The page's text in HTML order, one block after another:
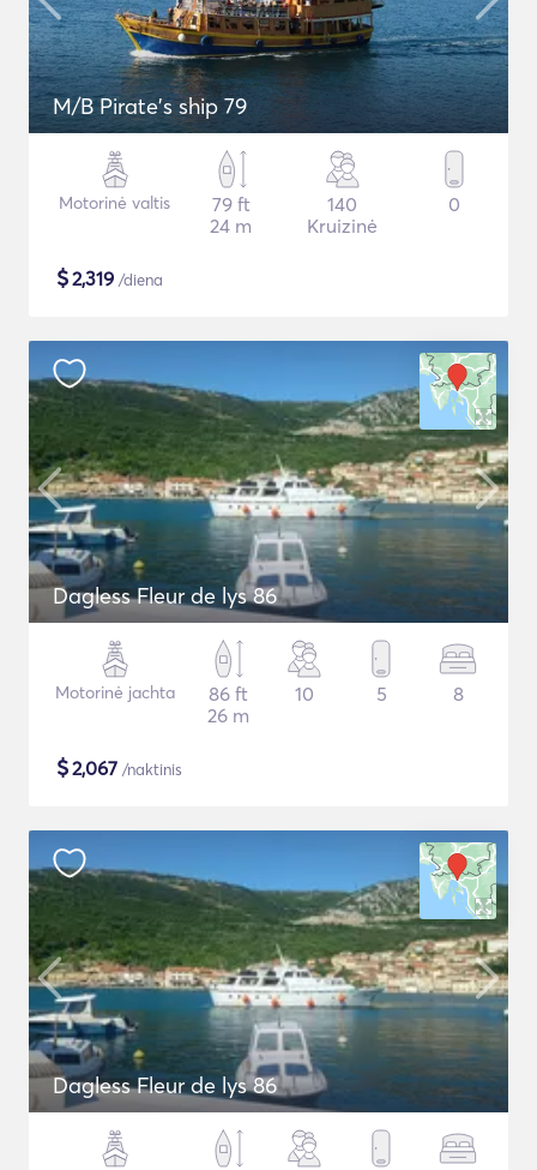
M/B Pirate's ship 79
Motorinė valtis
79 ft
24 m
140
Kruizinė
0
$2,319 /diena
Dagless Fleur de lys 86
Motorinė jachta
86 ft
26 m
10 5 8
$2,067 /naktinis
Dagless Fleur de lys 86